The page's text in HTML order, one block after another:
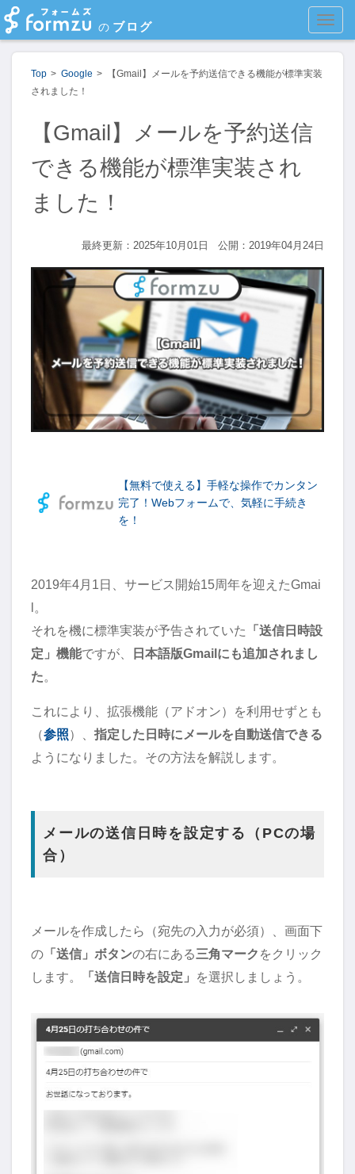
の ブログ
Top Google
【Gmail】メールを予約送信できる機能が標準実装
されました！
【Gmail】メールを予約送信
できる機能が標準実装され
ました！
最終更新：2025年10月01日 公開：2019年04月24日
【無料で使える】手軽な操作でカンタン
完了！Webフォームで、気軽に手続き
を！
2019年4月1日、サービス開始15周年を迎えたGmai
l。
それを機に標準実装が予告されていた
「送信日時設
定」機能ですが、
日本語版Gmailにも追加されまし
た。
これにより、拡張機能（アドオン）を利用せずとも
（参照）、 指定した日時にメールを自動送信できる
ようになりました。その方法を解説します。
メールの送信日時を設定する（PCの場
合）
メールを作成したら（宛先の入力が必須）、画面下
の 「送信」ボタンの右にある三角マーク をクリック
します。
「送信日時を設定」 を選択しましょう。